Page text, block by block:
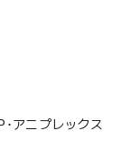
･アニプレックス